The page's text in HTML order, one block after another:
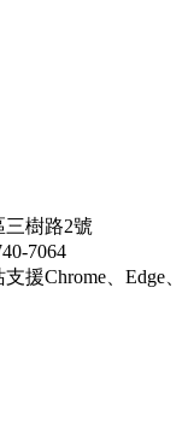
三樹路2號
7064
援Chrome、Edge、